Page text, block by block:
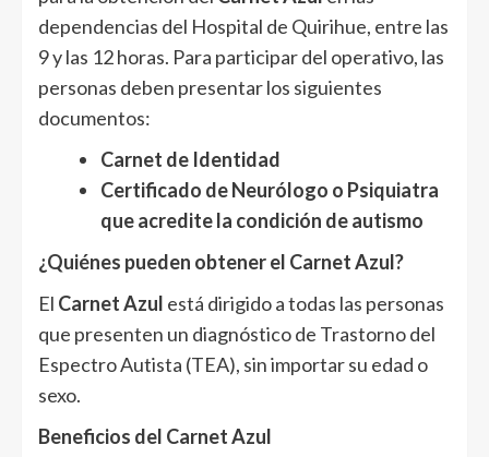
dependencias del Hospital de Quirihue, entre las
9 y las 12 horas. Para participar del operativo, las
personas deben presentar los siguientes
documentos:
Carnet de Identidad
Certificado de Neurólogo o Psiquiatra
que acredite la condición de autismo
¿Quiénes pueden obtener el Carnet Azul?
El Carnet Azul está dirigido a todas las personas
que presenten un diagnóstico de Trastorno del
Espectro Autista (TEA), sin importar su edad o
sexo.
Beneficios del Carnet Azul